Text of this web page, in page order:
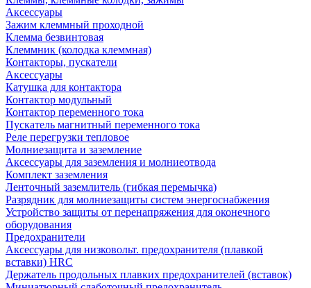
Аксессуары
Зажим клеммный проходной
Клемма безвинтовая
Клеммник (колодка клеммная)
Контакторы, пускатели
Аксессуары
Катушка для контактора
Контактор модульный
Контактор переменного тока
Пускатель магнитный переменного тока
Реле перегрузки тепловое
Молниезащита и заземление
Аксессуары для заземления и молниеотвода
Комплект заземления
Ленточный заземлитель (гибкая перемычка)
Разрядник для молниезащиты систем энергоснабжения
Устройство защиты от перенапряжения для оконечного
оборудования
Предохранители
Аксессуары для низковольт. предохранителя (плавкой
вставки) HRC
Держатель продольных плавких предохранителей (вставок)